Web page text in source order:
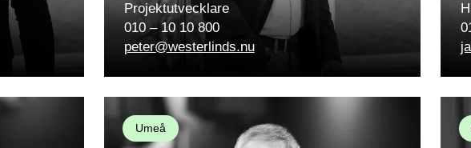
Projektutvecklare
010 – 10 10 800
peter@westerlinds.nu
Umeå